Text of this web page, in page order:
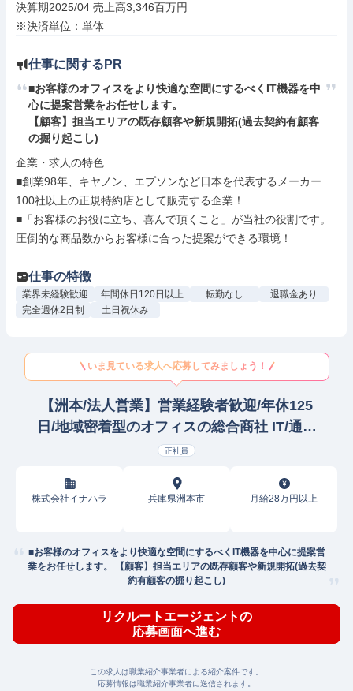
決算期2025/04 売上高3,346百万円
※決済単位：単体
仕事に関するPR
■お客様のオフィスをより快適な空間にするべくIT機器を中
心に提案営業をお任せします。
【顧客】担当エリアの既存顧客や新規開拓(過去契約有顧客
の掘り起こし)
企業・求人の特色
■創業98年、キヤノン、エプソンなど日本を代表するメーカー
100社以上の正規特約店として販売する企業！
■「お客様のお役に立ち、喜んで頂くこと」が当社の役割です。
圧倒的な商品数からお客様に合った提案ができる環境！
仕事の特徴
業界未経験歓迎 年間休日120日以上 転勤なし
退職金あり
完全週休2日制
土日祝休み
いま見ている求人へ応募してみましょう！
【洲本/法人営業】営業経験者歓迎/年休125
日/地域密着型のオフィスの総合商社 IT/通信
製品法人営業
正社員
株式会社イナハラ 兵庫県洲本市 月給28万円以上
■お客様のオフィスをより快適な空間にするべくIT機器を中心に提案営
業をお任せします。 【顧客】担当エリアの既存顧客や新規開拓(過去契
約有顧客の掘り起こし)
リクルートエージェントの
応募画面へ進む
この求人は職業紹介事業者による紹介案件です。
応募情報は職業紹介事業者に送信されます。